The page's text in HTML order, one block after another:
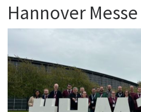
Hannover Messe